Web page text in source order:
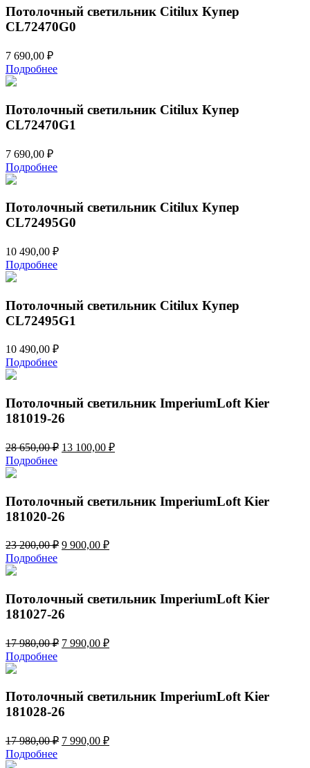
Потолочный светильник Citilux Купер
CL72470G0
7 690,00 ₽
Подробнее
Потолочный светильник Citilux Купер
CL72470G1
7 690,00 ₽
Подробнее
Потолочный светильник Citilux Купер
CL72495G0
10 490,00 ₽
Подробнее
Потолочный светильник Citilux Купер
CL72495G1
10 490,00 ₽
Подробнее
Потолочный светильник ImperiumLoft Kier
181019-26
28 650,00₽ Первоначальная
650,00 ₽.
13 100,00 ₽Текущая
Подробнее
Потолочный светильник ImperiumLoft Kier
181020-26
23 200,00₽ Первоначальная
200,00 ₽.
9 900,00 ₽Текущая
Подробнее
Потолочный светильник ImperiumLoft Kier
181027-26
17 980,00₽ Первоначальная
980,00 ₽.
7 990,00 ₽Текущая
Подробнее
Потолочный светильник ImperiumLoft Kier
181028-26
17 980,00₽ Первоначальная
7 990,00 ₽Текущая
Подробнее